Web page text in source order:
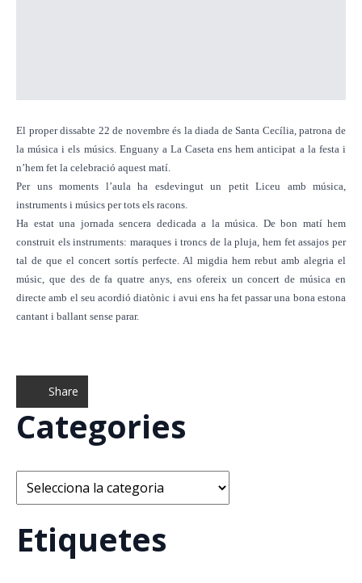
El proper dissabte 22 de novembre és la diada de Santa Cecília, patrona de
la música i els músics. Enguany a La Caseta ens hem anticipat a la festa i
n’hem fet la celebració aquest matí.
Per uns moments l’aula ha esdevingut un petit Liceu amb música,
instruments i músics per tots els racons.
Ha estat una jornada sencera dedicada a la música. De bon matí hem
construit els instruments: maraques i troncs de la pluja, hem fet assajos per
tal de que el concert sortís perfecte. Al migdia hem rebut amb alegria el
músic, que des de fa quatre anys, ens ofereix un concert de música en
directe amb el seu acordió diatònic i avui ens ha fet passar una bona estona
cantant i ballant sense parar.
Share
Categories
Categories
Etiquetes